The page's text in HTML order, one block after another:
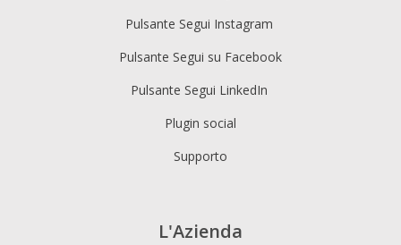
Pulsante Segui Instagram
Pulsante Segui su Facebook
Pulsante Segui LinkedIn
Plugin social
Supporto
L'Azienda